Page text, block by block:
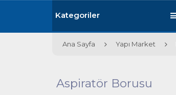
Kategoriler
Ana Sayfa Yapı Market
Aspiratör Borusu